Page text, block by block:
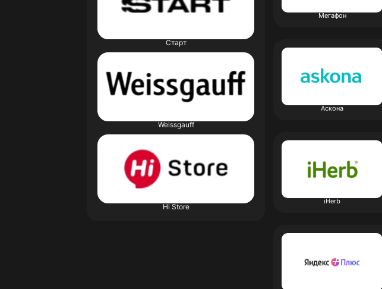
Старт
Weissgauff
Hi Store
Мегафон
Аскона
iHerb